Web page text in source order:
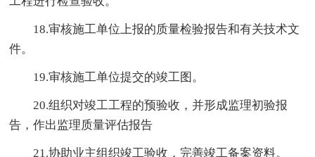
18.审核施工单位上报的质量检验报告和有关技术文
件。
19.审核施工单位提交的竣工图。
20.组织对竣工工程的预验收，并形成监理初验报
告，作出监理质量评估报告
21.协助业主组织竣工验收，完善竣工备案资料。